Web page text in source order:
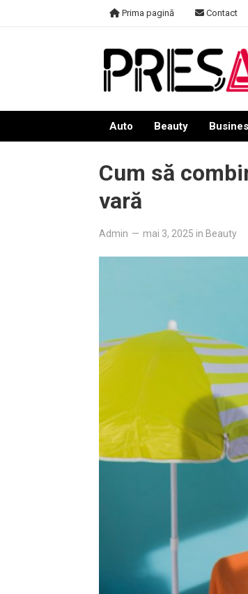
Prima pagină Contact
Auto Beauty
Cum să
vară
Admin — mai 3, 2025 in Beauty